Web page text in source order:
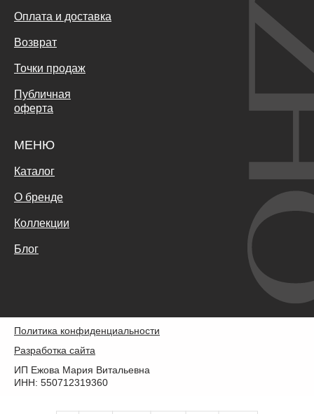
Оплата и доставка
Возврат
Точки продаж
Публичная
оферта
МЕНЮ
Каталог
О бренде
Коллекции
Блог
Политика конфиденциальности
Разработка сайта
ИП Ежова Мария Витальевна
ИНН: 550712319360